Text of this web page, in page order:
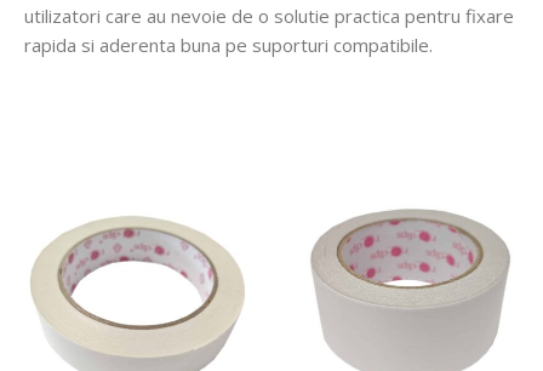
utilizatori care au nevoie de o solutie practica pentru fixare
rapida si aderenta buna pe suporturi compatibile.